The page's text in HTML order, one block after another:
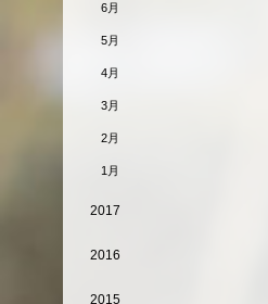
6月
5月
4月
3月
2月
1月
2017
2016
2015